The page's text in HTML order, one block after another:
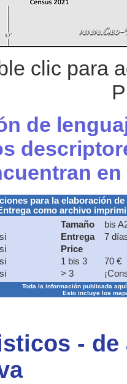
clic para
de
para la elaboración
como archivo
si
si
si
si
Tamaño
bis
Entrega
7
Price
1 bis 3
70 €
> 3
Toda la información publicada
Esto incluye los
-